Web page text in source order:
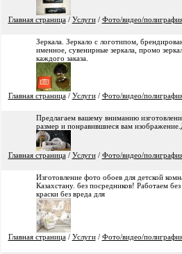
Главная страница/ Услуги/ Фото/видео/
Зеркала. Зеркало с логотипом,
именное, сувенирные зеркала, промо
каждого заказа.
Главная страница/ Услуги/ Фото/видео/
Предлагаем вашему вниманию
размер и понравившиеся вам
Главная страница/ Услуги/ Фото/видео/
Изготовление фото обоев для детской
Казахстану. без посредников! Работаем
краски без вреда для
Главная страница/ Услуги/ Фото/видео/